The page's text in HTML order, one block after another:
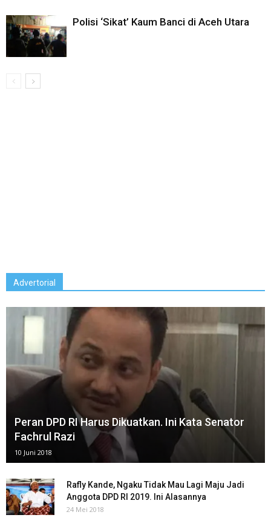
Polisi ‘Sikat’ Kaum Banci di Aceh Utara
Advertorial
Peran DPD RI Harus Dikuatkan. Ini Kata Senator
Fachrul Razi
10 Juni 2018
Rafly Kande, Ngaku Tidak Mau Lagi Maju Jadi
Anggota DPD RI 2019. Ini Alasannya
24 Mei 2018